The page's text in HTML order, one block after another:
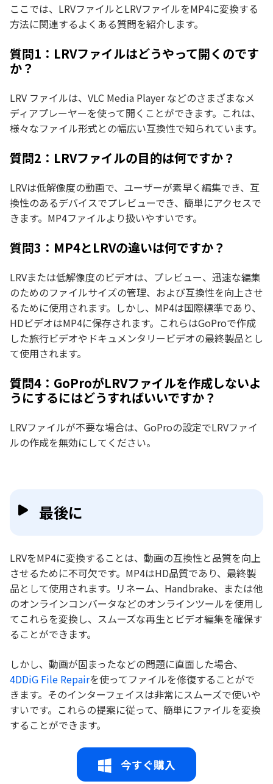
ここでは、LRVファイルとLRVファイルをMP4に変換する
方法に関連するよくある質問を紹介します。
質問1：LRVファイルはどうやって開くのです
か？
LRV ファイルは、VLC Media Player などのさまざまなメ
ディアプレーヤーを使って開くことができます。これは、
様々なファイル形式との幅広い互換性で知られています。
質問2：LRVファイルの目的は何ですか？
LRVは低解像度の動画で、ユーザーが素早く編集でき、互
換性のあるデバイスでプレビューでき、簡単にアクセスで
きます。MP4ファイルより扱いやすいです。
質問3：MP4とLRVの違いは何ですか？
LRVまたは低解像度のビデオは、プレビュー、迅速な編集
のためのファイルサイズの管理、および互換性を向上させ
るために使用されます。しかし、MP4は国際標準であり、
HDビデオはMP4に保存されます。これらはGoProで作成
した旅行ビデオやドキュメンタリービデオの最終製品とし
て使用されます。
質問4：GoProがLRVファイルを作成しないよ
うにするにはどうすればいいですか？
LRVファイルが不要な場合は、GoProの設定でLRVファイ
ルの作成を無効にしてください。
最後に
LRVをMP4に変換することは、動画の互換性と品質を向上
させるために不可欠です。MP4はHD品質であり、最終製
品として使用されます。リネーム、Handbrake、または他
のオンラインコンバータなどのオンラインツールを使用し
てこれらを変換し、スムーズな再生とビデオ編集を確保す
ることができます。
しかし、動画が固まったなどの問題に直面した場合、
4DDiG File Repairを使ってファイルを修復することがで
きます。そのインターフェイスは非常にスムーズで使いや
すいです。これらの提案に従って、簡単にファイルを変換
することができます。
今すぐ購入